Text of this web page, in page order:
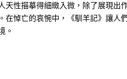
天性描摹得細緻入微，除了展現出
在悼亡的哀惋中，《馴羊記》讓人
。